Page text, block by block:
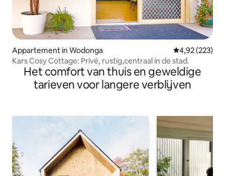
Appartement in Wodonga Gemiddelde
4,92 (223)
Kars Cosy Cottage: Privé, rustig,centraal in de stad.
Het comfort van thuis en geweldige
tarieven voor langere verblijven